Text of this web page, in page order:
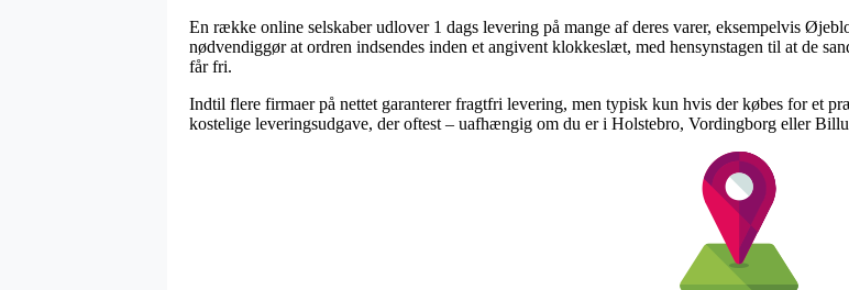
En række online selskaber udlover 1 dags levering på mange af deres varer, eksempelvis
nødvendiggør at ordren indsendes inden et angivent klokkeslæt, med hensynstagen til at de
får fri.
Indtil flere firmaer på nettet garanterer fragtfri levering, men typisk kun hvis der købes for et
kostelige leveringsudgave, der oftest – uafhængig om du er i Holstebro, Vordingborg eller